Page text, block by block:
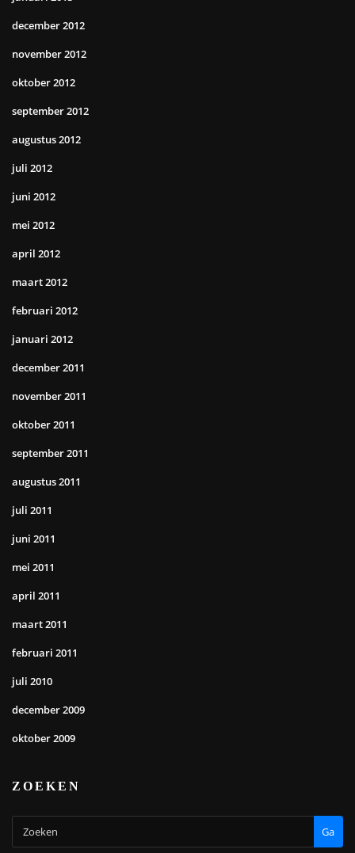
december 2012
november 2012
oktober 2012
september 2012
augustus 2012
juli 2012
juni 2012
mei 2012
april 2012
maart 2012
februari 2012
januari 2012
december 2011
november 2011
oktober 2011
september 2011
augustus 2011
juli 2011
juni 2011
mei 2011
april 2011
maart 2011
februari 2011
juli 2010
december 2009
oktober 2009
ZOEKEN
Ga